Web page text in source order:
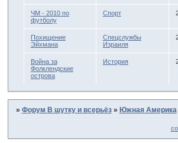
ЧМ - 2010 по
футболу
Спорт
Похищение
Эйхмана
Спецслужбы
Израиля
Война за
Фолклендские
острова
История
» Форум В шутку и всерьёз » Южная Америка